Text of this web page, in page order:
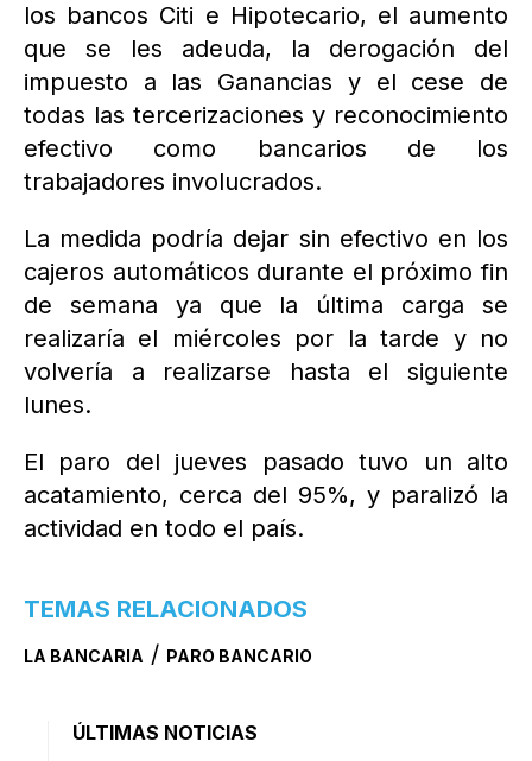
los bancos Citi e Hipotecario, el aumento
que se les adeuda, la derogación del
impuesto a las Ganancias y el cese de
todas las tercerizaciones y reconocimiento
efectivo como bancarios de los
trabajadores involucrados.
La medida podría dejar sin efectivo en los
cajeros automáticos durante el próximo fin
de semana ya que la última carga se
realizaría el miércoles por la tarde y no
volvería a realizarse hasta el siguiente
lunes.
El paro del jueves pasado tuvo un alto
acatamiento, cerca del 95%, y paralizó la
actividad en todo el país.
TEMAS RELACIONADOS
LA BANCARIA / PARO BANCARIO
ÚLTIMAS NOTICIAS